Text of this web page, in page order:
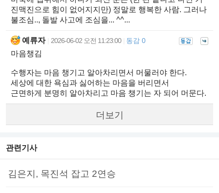
진맥진으로 힘이 없어지지만) 정말로 행복한 사람. 그러나
불조심.., 돌발 사고에 조심을... ^^...
예류자 2026-06-02 오전 11:23:00 동감 0
마음챙김
수행자는 마음 챙기고 알아차리면서 머물러야 한다.
세상에 대한 욕심과 싫어하는 마음을 버리면서
근면하게 분명히 알아차리고 마음 챙기는 자 되어 머문다.
더보기
관련기사
김은지, 목진석 잡고 2연승